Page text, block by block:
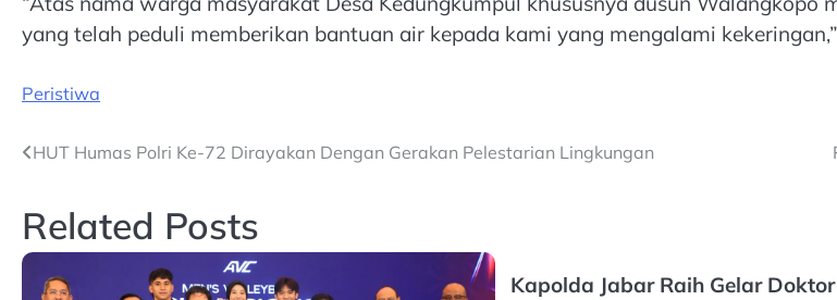
yang telah peduli memberikan bantuan air kepada kami yang mengalami
Peristiwa
Post
HUT Humas Polri Ke-72 Dirayakan Dengan Gerakan Pelestarian Lingkungan
Related Posts
Kapolda Jabar Raih Gelar